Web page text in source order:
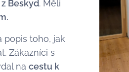
Beskyd. Měli
popis toho, jak
Zákazníci s
na cestu k